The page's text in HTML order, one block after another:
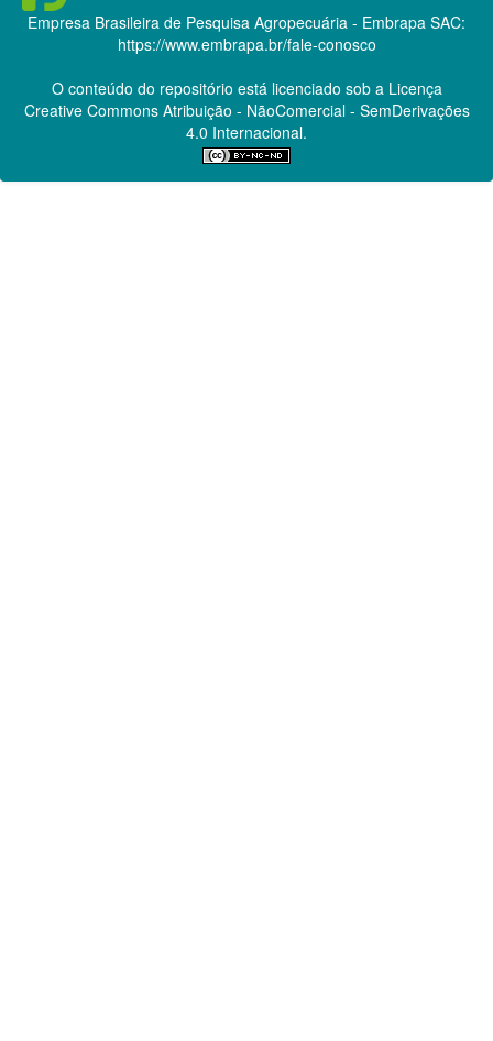
Empresa Brasileira de Pesquisa Agropecuária - Embrapa SAC:
https://www.embrapa.br/fale-conosco
O conteúdo do repositório está licenciado sob a Licença
Creative CommonsAtribuição - NãoComercial - SemDerivações
4.0 Internacional.